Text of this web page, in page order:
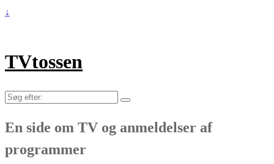
↓
TVtossen
Søg
En side om TV og anmeldelser af
programmer